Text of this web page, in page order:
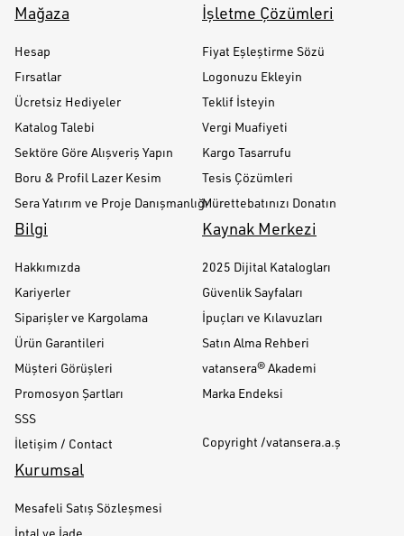
Mağaza
Hesap
Fırsatlar
Ücretsiz Hediyeler
Katalog Talebi
Sektöre Göre Alışveriş Yapın
Boru & Profil Lazer Kesim
Sera Yatırım ve Proje Danışmanlığı
İşletme Çözümleri
Fiyat Eşleştirme Sözü
Logonuzu Ekleyin
Teklif İsteyin
Vergi Muafiyeti
Kargo Tasarrufu
Tesis Çözümleri
Mürettebatınızı Donatın
Bilgi
Hakkımızda
Kariyerler
Siparişler ve Kargolama
Ürün Garantileri
Müşteri Görüşleri
Promosyon Şartları
SSS
İletişim / Contact
Kaynak Merkezi
2025 Dijital Katalogları
Güvenlik Sayfaları
İpuçları ve Kılavuzları
Satın Alma Rehberi
vatansera® Akademi
Marka Endeksi
Copyright /vatansera.a.ş
Kurumsal
Mesafeli Satış Sözleşmesi
İptal ve İade